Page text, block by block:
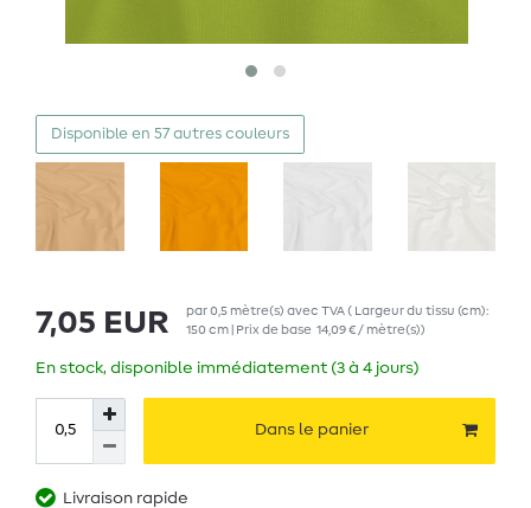
Disponible en 57 autres couleurs
7,05 EUR par0,5 mètre(s) avec TVA( Largeur du tissu (cm):
150 cm | Prix de base 14,09 € / mètre(s))
En stock, disponible immédiatement (3 à 4 jours)
Dans le panier
Livraison rapide